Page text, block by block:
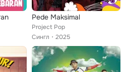
Pede Maksimal
Project Pop
Сингл
2025